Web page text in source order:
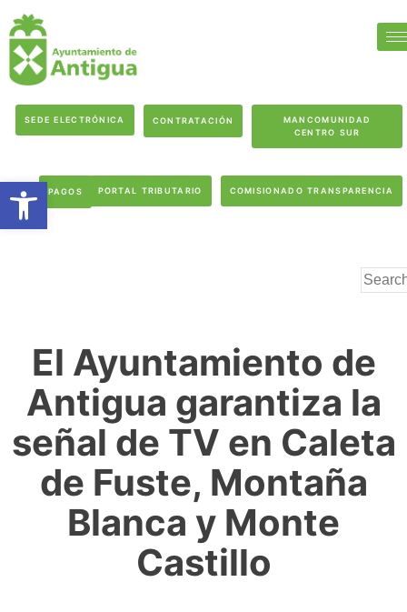
SEDE ELECTRÓNICA CONTRATACIÓN
MANCOMUNIDAD
CENTRO SUR
PAGOS PORTAL TRIBUTARIO COMISIONADO TRANSPARENCIA
El Ayuntamiento de
Antigua garantiza la
señal de TV en Caleta
de Fuste, Montaña
Blanca y Monte
Castillo
Abrir barra de herramientas